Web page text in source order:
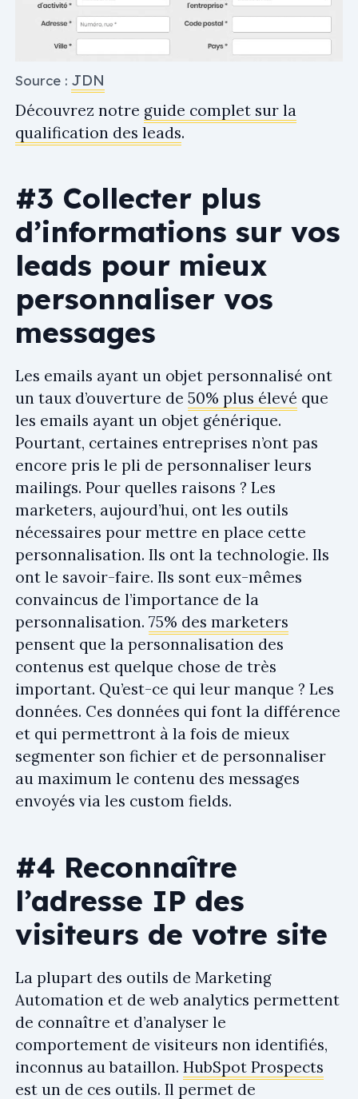
Source : JDN
Découvrez notre guide complet sur la
qualification des leads.
#3 Collecter plus
d’informations sur vos
leads pour mieux
personnaliser vos
messages
Les emails ayant un objet personnalisé ont
un taux d’ouverture de 50% plus élevé que
les emails ayant un objet générique.
Pourtant, certaines entreprises n’ont pas
encore pris le pli de personnaliser leurs
mailings. Pour quelles raisons ? Les
marketers, aujourd’hui, ont les outils
nécessaires pour mettre en place cette
personnalisation. Ils ont la technologie. Ils
ont le savoir-faire. Ils sont eux-mêmes
convaincus de l’importance de la
personnalisation. 75% des marketers
pensent que la personnalisation des
contenus est quelque chose de très
important. Qu’est-ce qui leur manque ? Les
données. Ces données qui font la différence
et qui permettront à la fois de mieux
segmenter son fichier et de personnaliser
au maximum le contenu des messages
envoyés via les custom fields.
#4 Reconnaître
l’adresse IP des
visiteurs de votre site
La plupart des outils de Marketing
Automation et de web analytics permettent
de connaître et d’analyser le
comportement de visiteurs non identifiés,
inconnus au bataillon. HubSpot Prospects
est un de ces outils. Il permet de